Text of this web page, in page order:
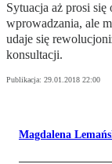
Sytuacja aż prosi
wprowadzania, ale
udaje się
konsultacji.
Publikacja: 29.01.2018 22:00
Magdalena